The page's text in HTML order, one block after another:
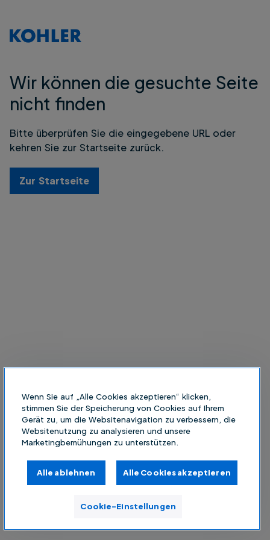
Wir können die gesuchte Seite
nicht finden
Bitte überprüfen Sie die eingegebene URL oder
kehren Sie zur Startseite zurück.
Zur Startseite
Wenn Sie auf „Alle Cookies akzeptieren“ klicken,
stimmen Sie der Speicherung von Cookies auf Ihrem
Gerät zu, um die Websitenavigation zu verbessern, die
Websitenutzung zu analysieren und unsere
Marketingbemühungen zu unterstützen.
Alle ablehnen Alle Cookies akzeptieren
Cookie-Einstellungen